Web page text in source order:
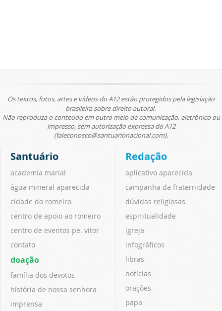
Os textos, fotos, artes e vídeos do A12 estão protegidos pela legislação
brasileira sobre direito autoral.
Não reproduza o conteúdo em outro meio de comunicação, eletrônico ou
impresso, sem autorização expressa do A12
(faleconosco@santuarionacional.com).
Santuário
academia marial
água mineral aparecida
cidade do romeiro
centro de apoio ao romeiro
centro de eventos pe. vitor
contato
doação
família dos devotos
história de nossa senhora
imprensa
Redação
aplicativo aparecida
campanha da fraternidade
dúvidas religiosas
espiritualidade
igreja
infográficos
libras
notícias
orações
papa